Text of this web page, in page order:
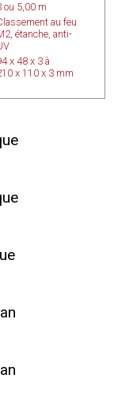
ou 5,00 m
au feu
étanche, anti-
x 48 x 3 à
x 110 x 3 mm